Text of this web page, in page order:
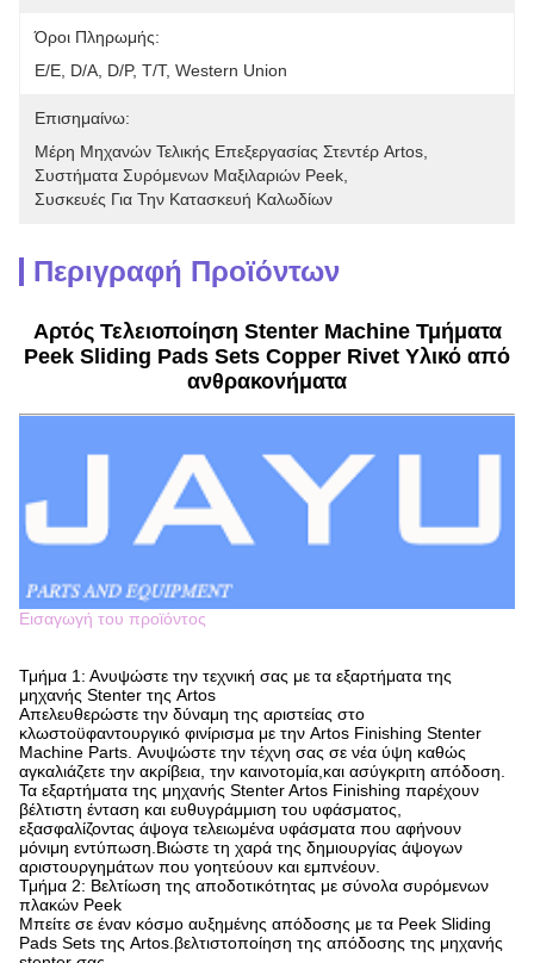
Όροι Πληρωμής:
Ε/Ε, D/A, D/P, T/T, Western Union
Επισημαίνω:
Μέρη Μηχανών Τελικής Επεξεργασίας Στεντέρ Artos
Συστήματα Συρόμενων Μαξιλαριών Peek
Συσκευές Για Την Κατασκευή Καλωδίων
Περιγραφή Προϊόντων
Αρτός Τελειοποίηση Stenter Machine Τμήματα
Peek Sliding Pads Sets Copper Rivet Υλικό από
ανθρακονήματα
Εισαγωγή του προϊόντος
Τμήμα 1: Ανυψώστε την τεχνική σας με τα εξαρτήματα της
μηχανής Stenter της Artos
Απελευθερώστε την δύναμη της αριστείας στο
κλωστοϋφαντουργικό φινίρισμα με την Artos Finishing Stenter
Machine Parts. Ανυψώστε την τέχνη σας σε νέα ύψη καθώς
αγκαλιάζετε την ακρίβεια, την καινοτομία,και ασύγκριτη απόδοση.
Τα εξαρτήματα της μηχανής Stenter Artos Finishing παρέχουν
βέλτιστη ένταση και ευθυγράμμιση του υφάσματος,
εξασφαλίζοντας άψογα τελειωμένα υφάσματα που αφήνουν
μόνιμη εντύπωση.Βιώστε τη χαρά της δημιουργίας άψογων
αριστουργημάτων που γοητεύουν και εμπνέουν.
Τμήμα 2: Βελτίωση της αποδοτικότητας με σύνολα συρόμενων
πλακών Peek
Μπείτε σε έναν κόσμο αυξημένης απόδοσης με τα Peek Sliding
Pads Sets της Artos.βελτιστοποίηση της απόδοσης της μηχανής